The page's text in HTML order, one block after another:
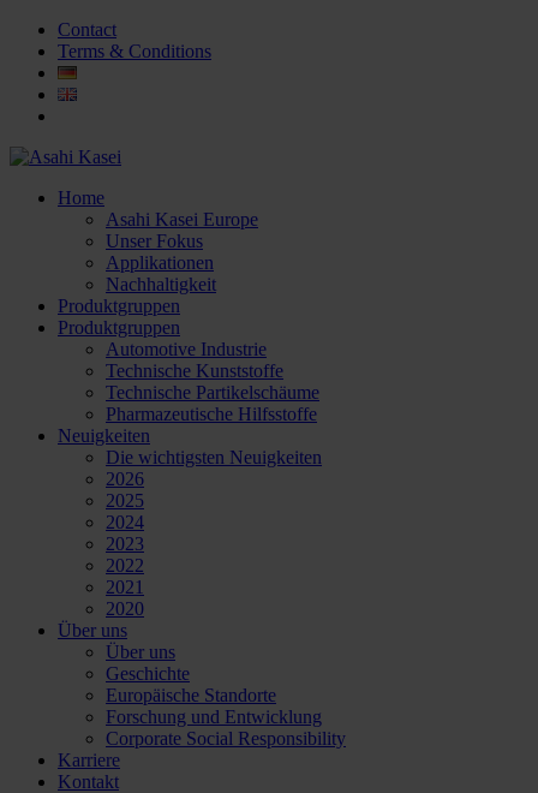
Contact
Terms & Conditions
Home
Asahi Kasei Europe
Unser Fokus
Applikationen
Nachhaltigkeit
Produktgruppen
Produktgruppen
Automotive Industrie
Technische Kunststoffe
Technische Partikelschäume
Pharmazeutische Hilfsstoffe
Neuigkeiten
Die wichtigsten Neuigkeiten
2026
2025
2024
2023
2022
2021
2020
Über uns
Über uns
Geschichte
Europäische Standorte
Forschung und Entwicklung
Corporate Social Responsibility
Karriere
Kontakt